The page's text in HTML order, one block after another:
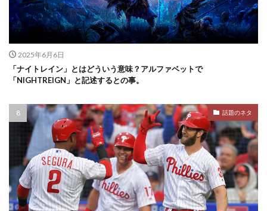
2025年6月6日
「ナイトレイン」とはどういう意味？アルファベットで
「NIGHTREIGN」と記述するとの事。
話題のネタ